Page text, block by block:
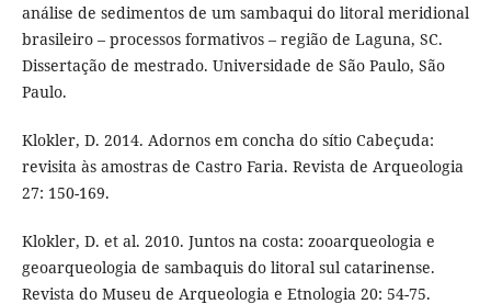
análise de sedimentos de um sambaqui do litoral meridional
brasileiro – processos formativos – região de Laguna, SC.
Dissertação de mestrado. Universidade de São Paulo, São
Paulo.
Klokler, D. 2014. Adornos em concha do sítio Cabeçuda:
revisita às amostras de Castro Faria. Revista de Arqueologia
27: 150-169.
Klokler, D. et al. 2010. Juntos na costa: zooarqueologia e
geoarqueologia de sambaquis do litoral sul catarinense.
Revista do Museu de Arqueologia e Etnologia 20: 54-75.